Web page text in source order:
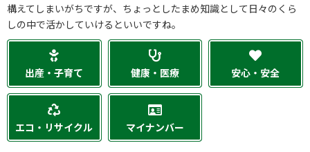
構えてしまいがちですが、ちょっとしたまめ知識として日々のくら
しの中で活かしていけるといいですね。
出産・子育て 健康・医療 安心・安全
エコ・リサイクル マイナンバー